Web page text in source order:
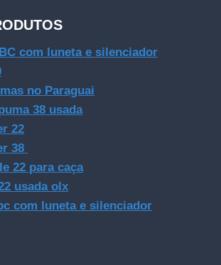
com luneta e silenciador
no Paraguai
38 usada
22
38
22 para caça
usada olx
com luneta e silenciador